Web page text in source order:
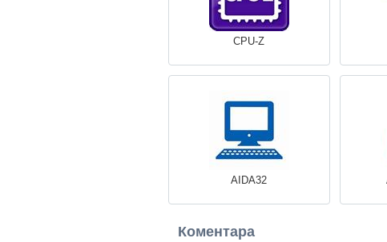
CPU-Z
AIDA32
Коментара